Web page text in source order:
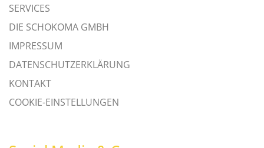
SERVICES
DIE SCHOKOMA GMBH
IMPRESSUM
DATENSCHUTZERKLÄRUNG
KONTAKT
COOKIE-EINSTELLUNGEN